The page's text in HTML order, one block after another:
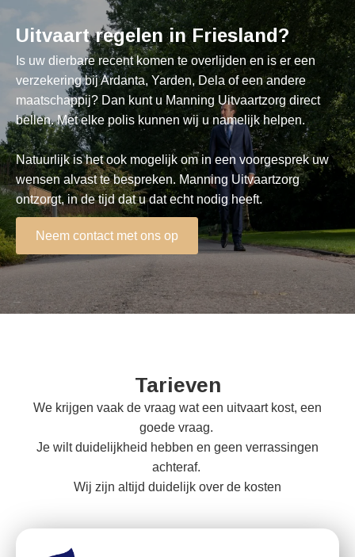
Uitvaart regelen in Friesland?
Is uw dierbare recent komen te overlijden en is er een
verzekering bij Ardanta, Yarden, Dela of een andere
maatschappij? Dan kunt u Manning Uitvaartzorg direct
bellen. Met elke polis kunnen wij u namelijk helpen.
Natuurlijk is het ook mogelijk om in een voorgesprek uw
wensen alvast te bespreken. Manning Uitvaartzorg
ontzorgt, in de tijd dat u dat echt nodig heeft.
Neem contact met ons op
Tarieven
We krijgen vaak de vraag wat een uitvaart kost, een
goede vraag.
Je wilt duidelijkheid hebben en geen verrassingen
achteraf.
Wij zijn altijd duidelijk over de kosten